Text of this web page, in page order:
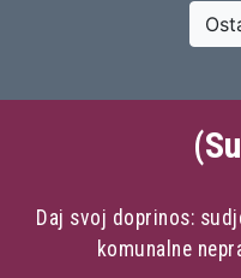
Daj svoj doprinos:
komunalne